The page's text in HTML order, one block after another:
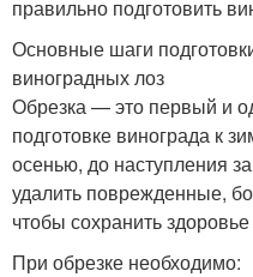
правильно подготовить
Основные шаги
виноградных лоз
Обрезка — это первый и
подготовке винограда к
осенью, до наступления
удалить поврежденные,
чтобы сохранить
При обрезке необходимо: